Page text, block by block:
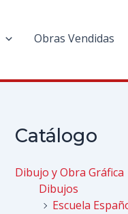
Obras Vendidas
Catálogo
Dibujo y Obra Gráfica
Dibujos
Escuela